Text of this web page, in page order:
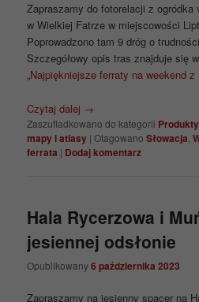
Zapraszamy do fotorelacji z ogródka
w Wielkiej Fatrze w miejscowości
Poprowadzono tam 9 dróg o
Szczegółowy opis tras znajduje się
„Najpiękniejsze ferraty na weekend
Czytaj dalej →
Zaszufladkowano do kategorii
mapy i atlasy |Otagowano Słowacja ,
ferrata | Dodaj komentarz
Hala Rycerzowa i
jesiennej odsłonie
Opublikowany6 października 2023
Zapraszamy na jesienny spacer na